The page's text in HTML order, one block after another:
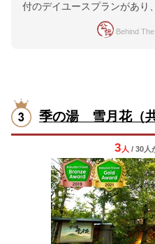
付のデイユースプランがあり
Behind
季の湯 雪月花（共
3 人 / 30人